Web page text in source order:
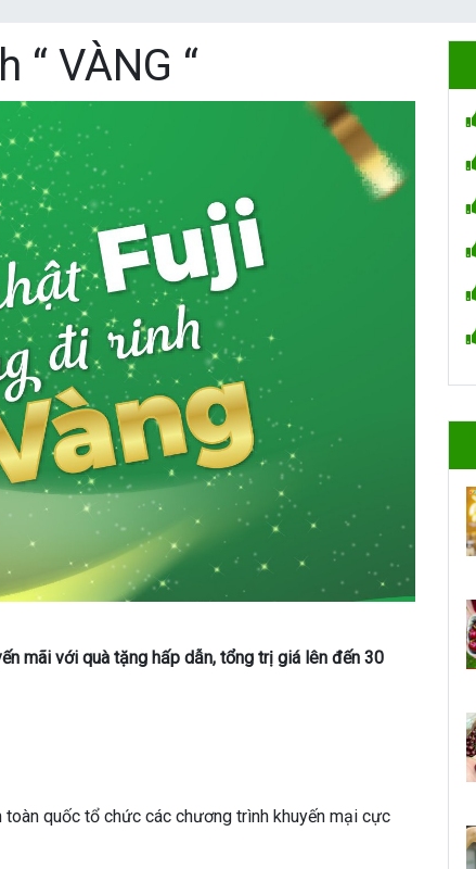
VÀNG “
mãi với quà tặng hấp dẫn, tổng trị giá lên đến 30
quốc tổ chức các chương trình khuyến mại cực